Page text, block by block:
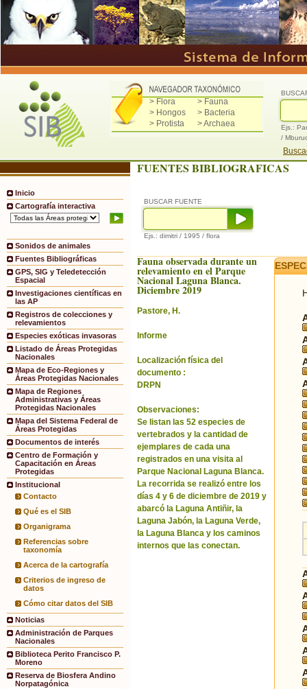
> Flora
> Fauna
> Hongos
> Bacteria
> Protista
> Archaea
Ejs.:
/
Inicio
Cartografía interactiva
Sonidos de animales
Fuentes Bibliográficas
GPS, SIG y Teledetección
Espacial
Investigaciones científicas en
las AP
Registros de colecciones y
relevamientos
Especies exóticas invasoras
Listado de Áreas Protegidas
Nacionales
Mapa de Eco-Regiones y
Áreas Protegidas Nacionales
Mapa de Regiones
Administrativas y Áreas
Protegidas Nacionales
Mapa del Sistema Federal de
Áreas Protegidas
Documentos de interés
Centro de Formación y
Capacitación en Áreas
Protegidas
Institucional
Contacto
Qué es el SIB
Organigrama
Referencias sobre
taxonomía
Acerca de la cartografía
Criterios de ingreso de
datos
Cómo citar datos del SIB
Noticias
Administración de Parques
Nacionales
Biblioteca Perito Francisco P.
Moreno
Reserva de Biosfera Andino
Norpatagónica
FUENTES BIBLIOGRAFICAS
BUSCAR FUENTE
Ejs.: dimitri / 1995 / flora
Fauna observada durante un
relevamiento en el Parque
Nacional Laguna Blanca.
Diciembre 2019
Pastore, H.
Informe
Localización física del
documento :
DRPN
Observaciones:
Se listan las 52 especies de
vertebrados y la cantidad de
ejemplares de cada una
registrados en una visita al
Parque Nacional Laguna Blanca.
La recorrida se realizó entre los
días 4 y 6 de diciembre de 2019 y
abarcó la Laguna Antiñir, la
Laguna Jabón, la Laguna Verde,
la Laguna Blanca y los caminos
internos que las conectan.